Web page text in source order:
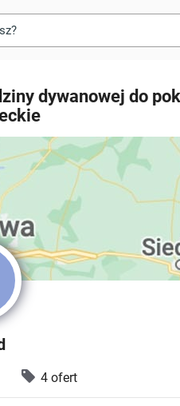
dywanowej do
4 ofert